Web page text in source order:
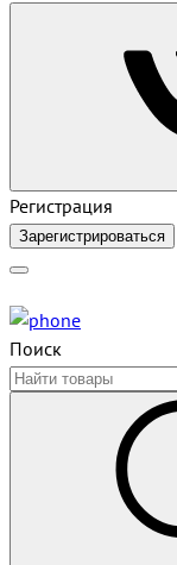
Регистрация
Зарегистрироваться
Поиск